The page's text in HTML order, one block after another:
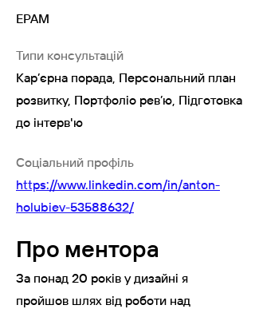
EPAM
Типи консультацій
Кар’єрна порада, Персональний план
розвитку, Портфоліо рев’ю, Підготовка
до інтерв'ю
Соціальний профіль
https://www.linkedin.com/in/anton-
holubiev-53588632/
Про ментора
За понад 20 років у дизайні я
пройшов шлях від роботи над